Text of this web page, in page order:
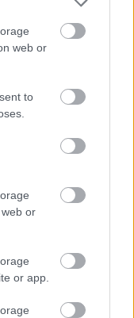
web or
to
or
or app.